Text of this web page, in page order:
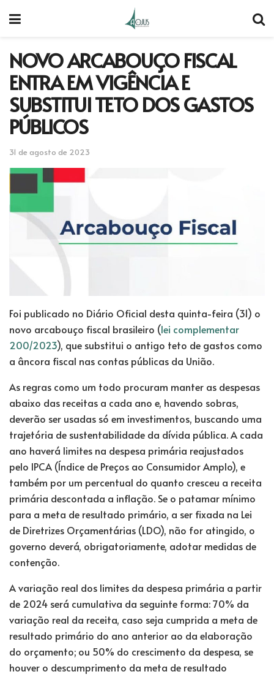
NOVO ARCABOUÇO FISCAL
ENTRA EM VIGÊNCIA E
SUBSTITUI TETO DOS GASTOS
PÚBLICOS
31 de agosto de 2023
Foi publicado no Diário Oficial desta quinta-feira (31) o
novo arcabouço fiscal brasileiro (lei complementar
200/2023), que substitui o antigo teto de gastos como
a âncora fiscal nas contas públicas da União.
As regras como um todo procuram manter as despesas
abaixo das receitas a cada ano e, havendo sobras,
deverão ser usadas só em investimentos, buscando uma
trajetória de sustentabilidade da dívida pública. A cada
ano haverá limites na despesa primária reajustados
pelo IPCA (Índice de Preços ao Consumidor Amplo), e
também por um percentual do quanto cresceu a receita
primária descontada a inflação. Se o patamar mínimo
para a meta de resultado primário, a ser fixada na Lei
de Diretrizes Orçamentárias (LDO), não for atingido, o
governo deverá, obrigatoriamente, adotar medidas de
contenção.
A variação real dos limites da despesa primária a partir
de 2024 será cumulativa da seguinte forma: 70% da
variação real da receita, caso seja cumprida a meta de
resultado primário do ano anterior ao da elaboração
do orçamento; ou 50% do crescimento da despesa, se
houver o descumprimento da meta de resultado